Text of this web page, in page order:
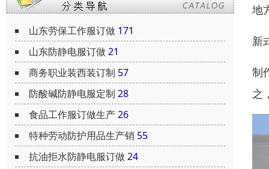
山东劳保工作服订做 171
山东防静电服订做21
商务职业装西装订制 57
防酸碱防静电服定制 28
食品工作服订做生产26
特种劳动防护用品生产销 55
抗油拒水防静电服订做24
地
新
制
之